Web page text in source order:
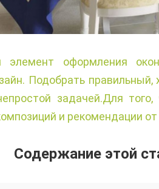
оформления
Подобрать
задачей.Для
и рекомендации
Содержание этой